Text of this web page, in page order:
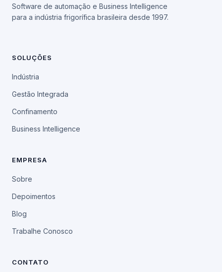
Software de automação e Business Intelligence
para a indústria frigorífica brasileira desde 1997.
SOLUÇÕES
Indústria
Gestão Integrada
Confinamento
Business Intelligence
EMPRESA
Sobre
Depoimentos
Blog
Trabalhe Conosco
CONTATO